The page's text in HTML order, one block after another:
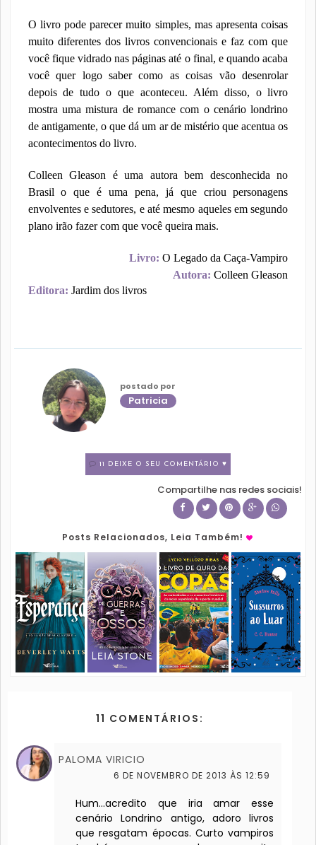
O livro pode parecer muito simples, mas apresenta coisas
muito diferentes dos livros convencionais e faz com que
você fique vidrado nas páginas até o final, e quando acaba
você quer logo saber como as coisas vão desenrolar
depois de tudo o que aconteceu. Além disso, o livro
mostra uma mistura de romance com o cenário londrino
de antigamente, o que dá um ar de mistério que acentua os
acontecimentos do livro.
Colleen Gleason é uma autora bem desconhecida no
Brasil o que é uma pena, já que criou personagens
envolventes e sedutores, e até mesmo aqueles em segundo
plano irão fazer com que você queira mais.
Livro: O Legado da Caça-Vampiro
Autora: Colleen Gleason
Editora: Jardim dos livros
postado por
Patricia
11 DEIXE O SEU COMENTÁRIO ♥
Compartilhe nas redes sociais!
Posts Relacionados, Leia Também!
11 COMENTÁRIOS:
PALOMA VIRICIO
6 DE NOVEMBRO DE 2013 ÀS 12:59
Hum...acredito que iria amar esse
cenário Londrino antigo, adoro livros
que resgatam épocas. Curto vampiros